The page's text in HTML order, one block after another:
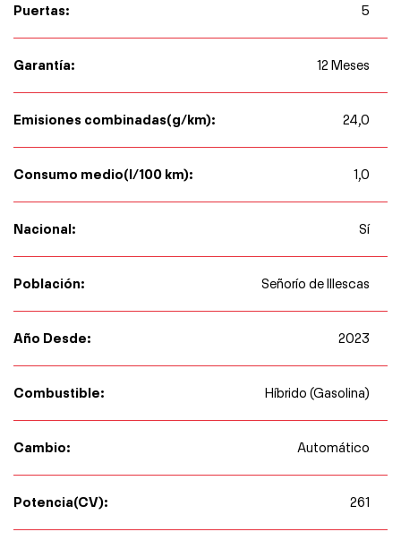
Puertas: 5
Garantía: 12 Meses
Emisiones combinadas(g/km): 24,0
Consumo medio(l/100 km): 1,0
Nacional: Sí
Población: Señorío de Illescas
Año Desde: 2023
Combustible: Híbrido (Gasolina)
Cambio: Automático
Potencia(CV): 261